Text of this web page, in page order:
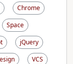
Chrome
Space
jQuery
VCS